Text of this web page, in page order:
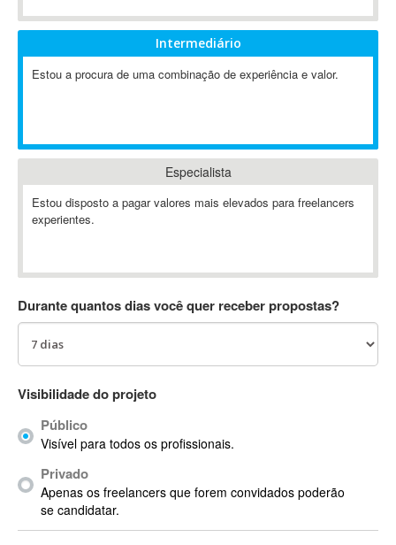
ABAP
ABBYY FineReader
Ableton Live
Abstract
Abstract Window Toolkit (AWT)
AC Drives
ACARS
AccountMate
Acrobat
Acrobat X
Acronis
ACT
Intermediário
Estou a procura de uma combinação de experiência e valor.
Especialista
Estou disposto a pagar valores mais elevados para freelancers
experientes.
Durante quantos dias você quer receber propostas?
Visibilidade do projeto
Público
Visível para todos os profissionais.
Privado
Apenas os freelancers que forem convidados poderão
se candidatar.